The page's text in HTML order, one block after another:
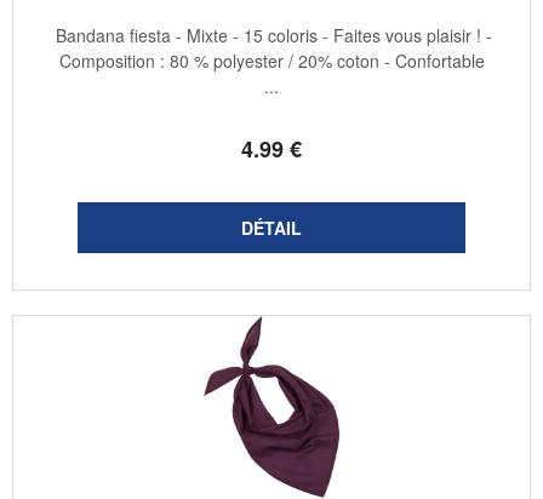
4.99€
Bandana fiesta - Mixte - 15 coloris - Faites vous plaisir ! -
Composition : 80 % polyester / 20% coton - Confortable
...